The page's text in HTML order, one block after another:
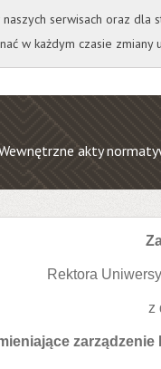
Wirtualna Uczelnia A A
akty
Rektora
z
serwisach oraz
w każdym czasie zmiany